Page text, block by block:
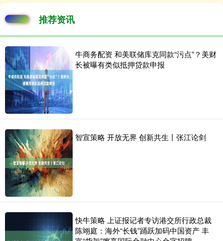
推荐资讯
牛商务配资 和美联储库克同款“污点”？美财
长被曝有类似抵押贷款申报
智宣策略 开放无界 创新共生丨张江论剑
快牛策略 上证报记者专访港交所行政总裁
陈翊庭：海外“长钱”踊跃加码中国资产 丰